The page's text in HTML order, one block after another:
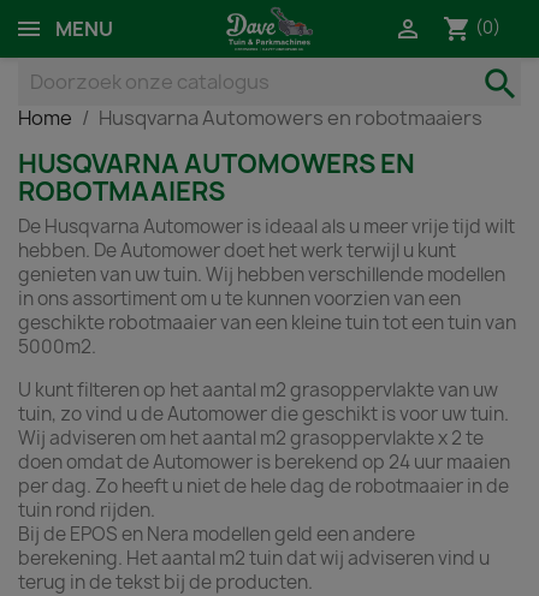
MENU  shopping_cart (0)
search
Home Husqvarna Automowers en robotmaaiers
HUSQVARNA AUTOMOWERS EN
ROBOTMAAIERS
De Husqvarna Automower is ideaal als u meer vrije tijd wilt
hebben. De Automower doet het werk terwijl u kunt
genieten van uw tuin. Wij hebben verschillende modellen
in ons assortiment om u te kunnen voorzien van een
geschikte robotmaaier van een kleine tuin tot een tuin van
5000m2.
U kunt filteren op het aantal m2 grasoppervlakte van uw
tuin, zo vind u de Automower die geschikt is voor uw tuin.
Wij adviseren om het aantal m2 grasoppervlakte x 2 te
doen omdat de Automower is berekend op 24 uur maaien
per dag. Zo heeft u niet de hele dag de robotmaaier in de
tuin rond rijden.
Bij de EPOS en Nera modellen geld een andere
berekening. Het aantal m2 tuin dat wij adviseren vind u
terug in de tekst bij de producten.